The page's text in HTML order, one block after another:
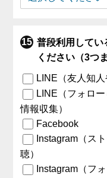
普段利用してい
ください（3つ
LINE（友人知人
LINE（フォロ
情報収集）
Facebook
Instagram（ス
聴）
Instagram（フ